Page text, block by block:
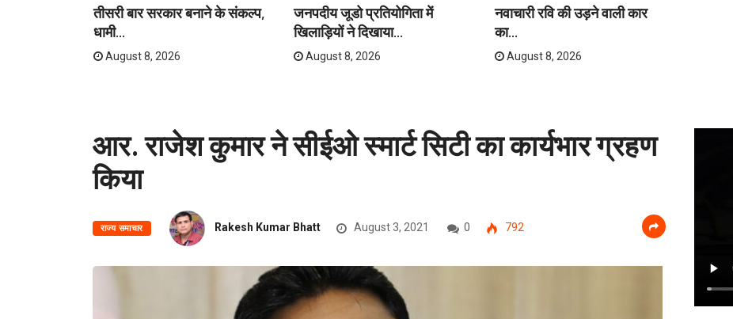
तीसरी बार सरकार बनाने के संकल्प,
धामी...
August 8, 2026
जनपदीय जूडो प्रतियोगिता में
खिलाड़ियों ने दिखाया...
August 8, 2026
नवाचारी रवि की उड़ने वाली कार
का...
August 8, 2026
आर. राजेश कुमार ने सीईओ स्मार्ट सिटी का कार्यभार ग्रहण
किया
राज्य समाचार Rakesh Kumar Bhatt August 3, 2021 0 792